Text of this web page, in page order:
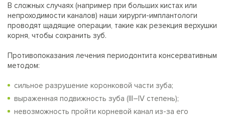
В сложных случаях (например при больших кистах или
непроходимости каналов) наши хирурги-имплантологи
проводят щадящие операции, такие как резекция верхушки
корня, чтобы сохранить зуб.
Противопоказания лечения периодонтита консервативным
методом:
сильное разрушение коронковой части зуба;
выраженная подвижность зуба (III–IV степень);
невозможность пройти корневой канал из-за его